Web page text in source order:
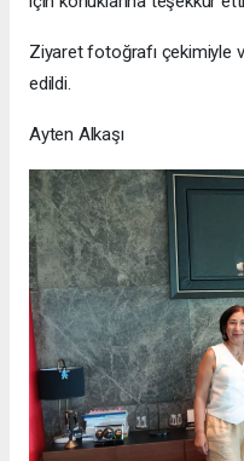
Ziyaret fotoğrafı çekimiyle
edildi.
Ayten Alkaşı